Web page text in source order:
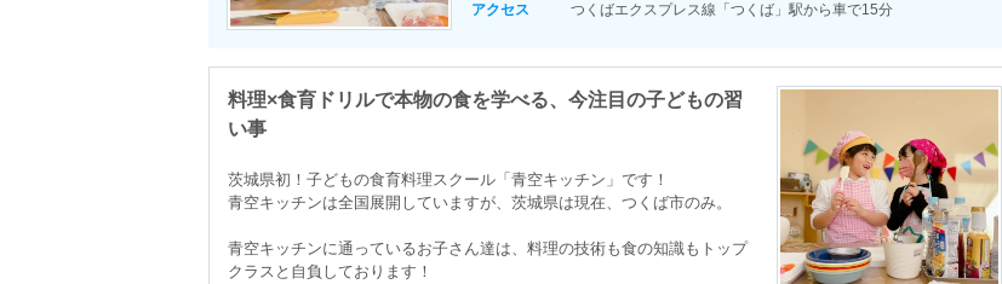
アクセス
つくばエクスプレス線「つくば」駅から車で15分
料理×食育ドリルで本物の食を学べる、今注目の子どもの習
い事
茨城県初！子どもの食育料理スクール「青空キッチン」です！
青空キッチンは全国展開していますが、茨城県は現在、つくば市のみ。
青空キッチンに通っているお子さん達は、料理の技術も食の知識もトップ
クラスと自負しております！